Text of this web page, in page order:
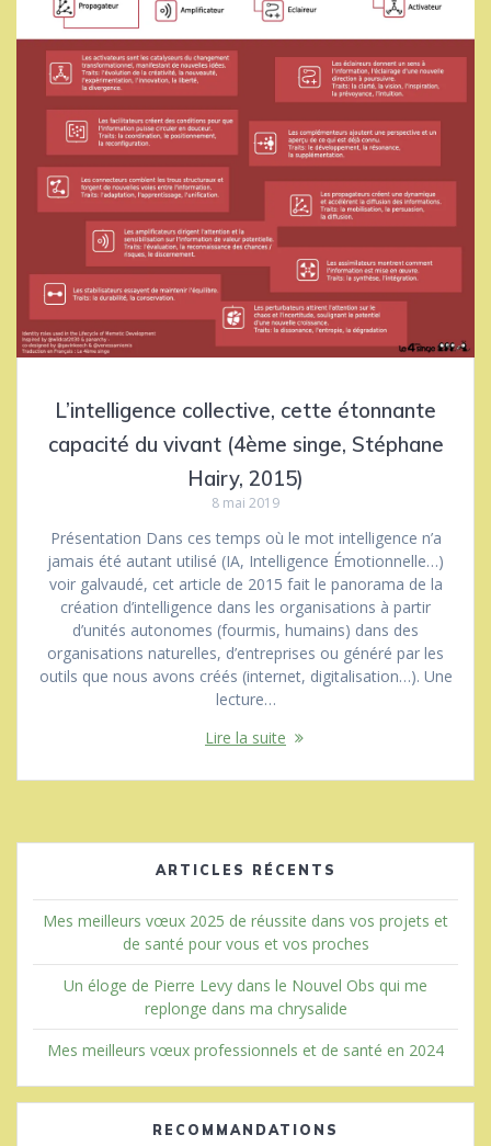
L’intelligence collective, cette étonnante
capacité du vivant (4ème singe, Stéphane
Hairy, 2015)
8 mai 2019
Présentation Dans ces temps où le mot intelligence n’a
jamais été autant utilisé (IA, Intelligence Émotionnelle…)
voir galvaudé, cet article de 2015 fait le panorama de la
création d’intelligence dans les organisations à partir
d’unités autonomes (fourmis, humains) dans des
organisations naturelles, d’entreprises ou généré par les
outils que nous avons créés (internet, digitalisation…). Une
lecture…
Lire la suite
ARTICLES RÉCENTS
Mes meilleurs vœux 2025 de réussite dans vos projets et
de santé pour vous et vos proches
Un éloge de Pierre Levy dans le Nouvel Obs qui me
replonge dans ma chrysalide
Mes meilleurs vœux professionnels et de santé en 2024
RECOMMANDATIONS